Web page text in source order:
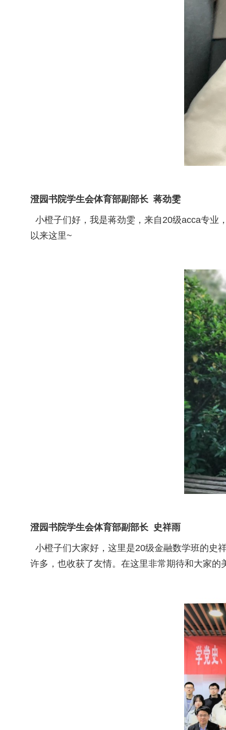
澄园书院学生会体育部副部长 蒋劲雯
小橙子们好，我是蒋劲雯，来自20级acca专业
以来这里~
澄园书院学生会体育部副部长 史祥雨
小橙子们大家好，这里是20级金融数学班的史
许多，也收获了友情。在这里非常期待和大家